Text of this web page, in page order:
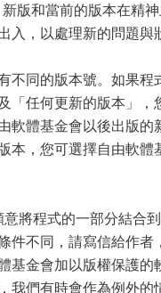
版和當前的版本在精
入，以處理新的問題與
不同的版本號。如果程
「任何更新的版本」，
軟體基金會以後出版的
本，您可選擇自由軟體
意將程式的一部分結合
件不同，請寫信給作者
基金會加以版權保護的
我們有時會作為例外的